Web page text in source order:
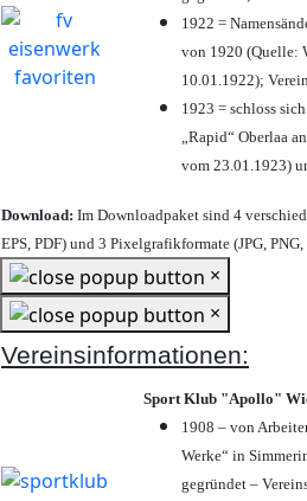
1922 =
von 1920 (Quelle:
10.01.1922);
1923 = schloss
„Rapid“ Oberlaa
vom 23.01.1923)
Download: Im Downloadpaket sind 4
EPS, PDF) und 3 Pixelgrafikformate (JPG,
×
×
Vereinsinformationen:
Sport Klub "Apollo"
1908 – von
Werke“ in
gegründet –